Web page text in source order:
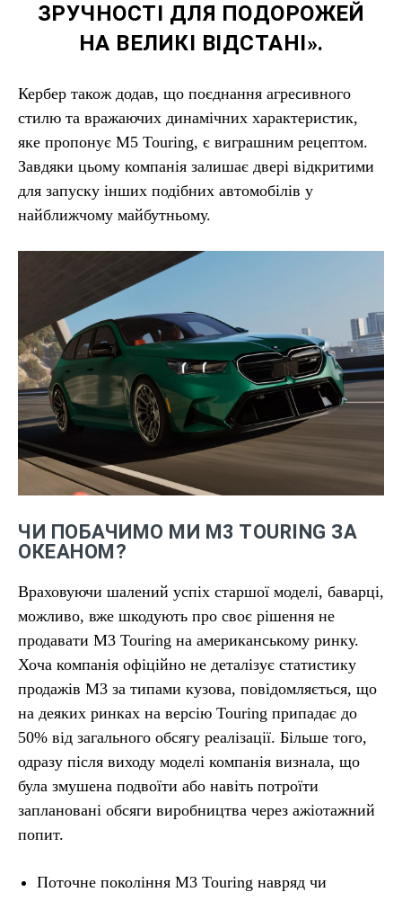
ЗРУЧНОСТІ ДЛЯ ПОДОРОЖЕЙ
НА ВЕЛИКІ ВІДСТАНІ».
Кербер також додав, що поєднання агресивного
стилю та вражаючих динамічних характеристик,
яке пропонує M5 Touring, є виграшним рецептом.
Завдяки цьому компанія залишає двері відкритими
для запуску інших подібних автомобілів у
найближчому майбутньому.
ЧИ ПОБАЧИМО МИ M3 TOURING ЗА
ОКЕАНОМ?
Враховуючи шалений успіх старшої моделі, баварці,
можливо, вже шкодують про своє рішення не
продавати M3 Touring на американському ринку.
Хоча компанія офіційно не деталізує статистику
продажів M3 за типами кузова, повідомляється, що
на деяких ринках на версію Touring припадає до
50% від загального обсягу реалізації. Більше того,
одразу після виходу моделі компанія визнала, що
була змушена подвоїти або навіть потроїти
заплановані обсяги виробництва через ажіотажний
попит.
Поточне покоління M3 Touring навряд чи